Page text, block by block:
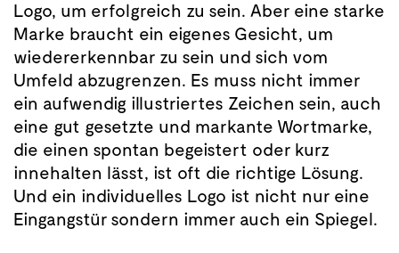
Logo, um erfolgreich zu sein. Aber eine starke
Marke braucht ein eigenes Gesicht, um
wiedererkennbar zu sein und sich vom
Umfeld abzugrenzen. Es muss nicht immer
ein aufwendig illustriertes Zeichen sein, auch
eine gut gesetzte und markante Wortmarke,
die einen spontan begeistert oder kurz
innehalten lässt, ist oft die richtige Lösung.
Und ein individuelles Logo ist nicht nur eine
Eingangstür sondern immer auch ein Spiegel.